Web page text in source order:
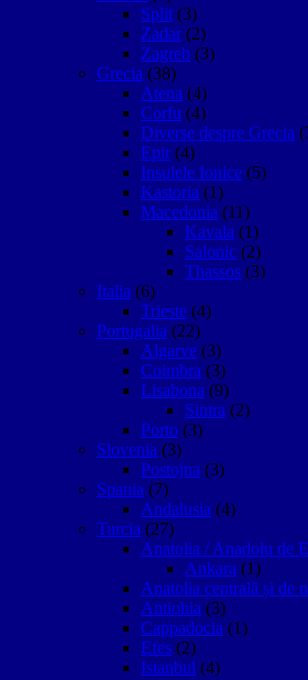
Split (3)
Zadar (2)
Zagreb (3)
Grecia (38)
Atena (4)
Corfu (4)
Diverse despre Grecia
Epir (4)
Insulele Ionice (5)
Kastoria (1)
Macedonia (11)
Kavala (1)
Salonic (2)
Thassos (3)
Italia (6)
Trieste (4)
Portugalia (22)
Algarve (3)
Coimbra (3)
Lisabona (9)
Sintra (2)
Porto (3)
Slovenia (3)
Postojna (3)
Spania (7)
Andalusia (4)
Turcia (27)
Anatolia / Anadolu de
Ankara (1)
Anatolia centrală și de
Antiohia (3)
Cappadocia (1)
Efes (2)
Istanbul (4)